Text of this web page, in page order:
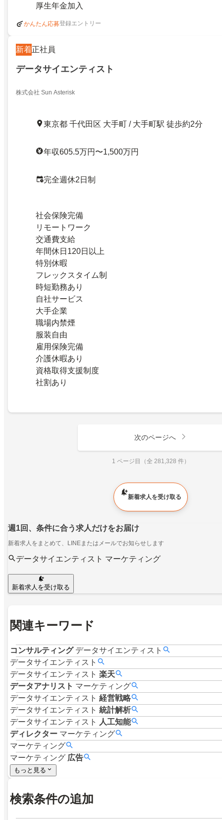
厚生年金加入
かんたん応募登録エントリー
新着正社員
データサイエンティスト
株式会社 Sun Asterisk
東京都 千代田区 大手町 / 大手町駅 徒歩約2分
年収605.5万円〜1,500万円
完全週休2日制
社会保険完備
リモートワーク
交通費支給
年間休日120日以上
特別休暇
フレックスタイム制
時短勤務あり
自社サービス
大手企業
職場内禁煙
服装自由
雇用保険完備
介護休暇あり
資格取得支援制度
社割あり
次のページへ
1 ページ目（全 281,328 件）
新着求人を受け取る
週1回、条件に合う求人だけをお届け
新着求人をまとめて、LINEまたはメールでお知らせします
データサイエンティスト マーケティング
新着求人を受け取る
関連キーワード
コンサルティング データサイエンティスト
データサイエンティスト
データサイエンティスト 楽天
データアナリスト マーケティング
データサイエンティスト 経営戦略
データサイエンティスト 統計解析
データサイエンティスト
人工知能
ディレクター マーケティング
マーケティング
マーケティング 広告
もっと見る
検索条件の追加